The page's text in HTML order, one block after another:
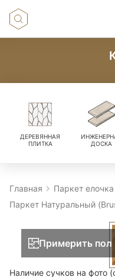
ДЕРЕВЯННАЯ
ПЛИТКА
ДОСКА
Главная
Паркет елочка
Паркет Натуральный
Примерить пол
Наличие сучков на фото